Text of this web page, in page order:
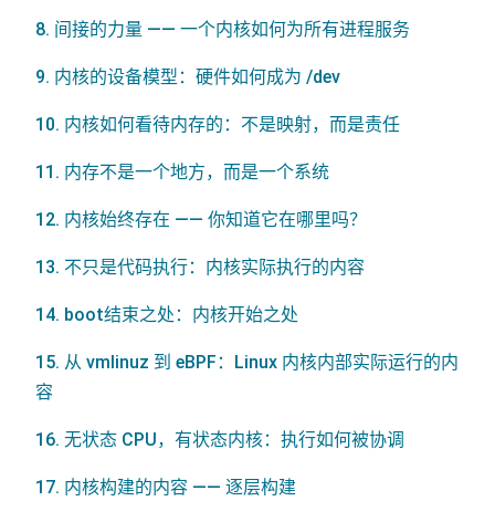
8. 间接的力量 —— 一个内核如何为所有进程服务
9. 内核的设备模型：硬件如何成为 /dev
10. 内核如何看待内存的：不是映射，而是责任
11. 内存不是一个地方，而是一个系统
12. 内核始终存在 —— 你知道它在哪里吗？
13. 不只是代码执行：内核实际执行的内容
14. boot结束之处：内核开始之处
15. 从 vmlinuz 到 eBPF：Linux 内核内部实际运行的内
容
16. 无状态 CPU，有状态内核：执行如何被协调
17. 内核构建的内容 —— 逐层构建